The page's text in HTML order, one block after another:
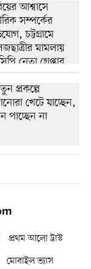
প্রথম আলো ট্রাস্ট
মোবাইল ভ্যাস